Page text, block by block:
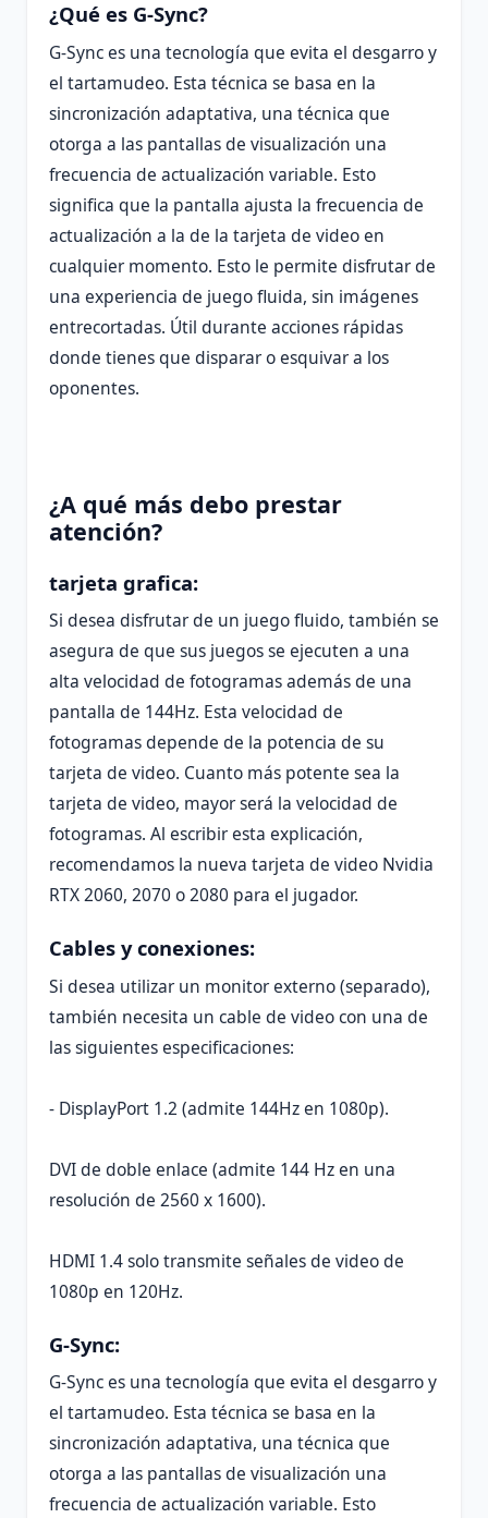
¿Qué es G-Sync?
G-Sync es una tecnología que evita el desgarro y
el tartamudeo. Esta técnica se basa en la
sincronización adaptativa, una técnica que
otorga a las pantallas de visualización una
frecuencia de actualización variable. Esto
significa que la pantalla ajusta la frecuencia de
actualización a la de la tarjeta de video en
cualquier momento. Esto le permite disfrutar de
una experiencia de juego fluida, sin imágenes
entrecortadas. Útil durante acciones rápidas
donde tienes que disparar o esquivar a los
oponentes.
¿A qué más debo prestar
atención?
tarjeta grafica:
Si desea disfrutar de un juego fluido, también se
asegura de que sus juegos se ejecuten a una
alta velocidad de fotogramas además de una
pantalla de 144Hz. Esta velocidad de
fotogramas depende de la potencia de su
tarjeta de video. Cuanto más potente sea la
tarjeta de video, mayor será la velocidad de
fotogramas. Al escribir esta explicación,
recomendamos la nueva tarjeta de video Nvidia
RTX 2060, 2070 o 2080 para el jugador.
Cables y conexiones:
Si desea utilizar un monitor externo (separado),
también necesita un cable de video con una de
las siguientes especificaciones:
- DisplayPort 1.2 (admite 144Hz en 1080p).
DVI de doble enlace (admite 144 Hz en una
resolución de 2560 x 1600).
HDMI 1.4 solo transmite señales de video de
1080p en 120Hz.
G-Sync:
G-Sync es una tecnología que evita el desgarro y
el tartamudeo. Esta técnica se basa en la
sincronización adaptativa, una técnica que
otorga a las pantallas de visualización una
frecuencia de actualización variable. Esto